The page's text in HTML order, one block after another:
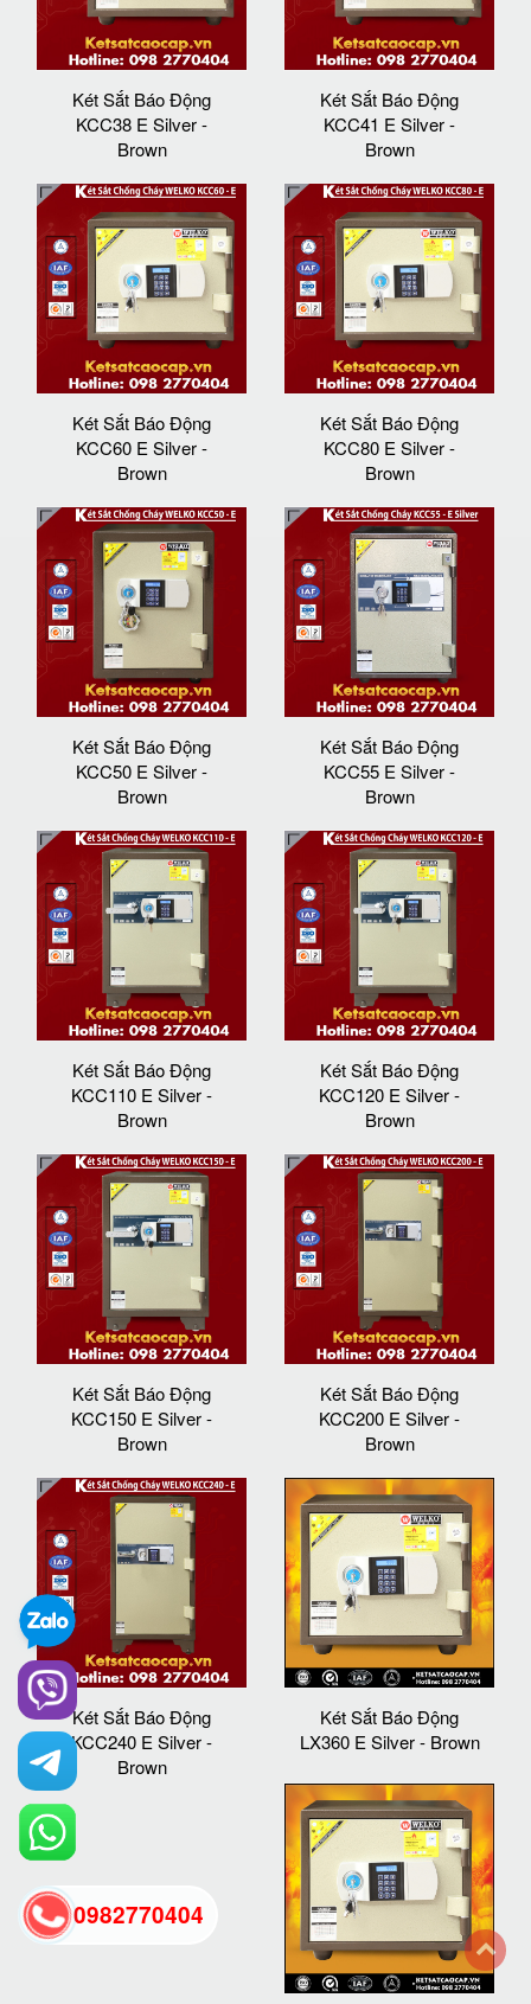
Két Sắt Báo Động
KCC38 E Silver -
Brown
Két Sắt Báo Động
KCC41 E Silver -
Brown
Két Sắt Báo Động
KCC60 E Silver -
Brown
Két Sắt Báo Động
KCC80 E Silver -
Brown
Két Sắt Báo Động
KCC50 E Silver -
Brown
Két Sắt Báo Động
KCC55 E Silver -
Brown
Két Sắt Báo Động
KCC110 E Silver -
Brown
Két Sắt Báo Động
KCC120 E Silver -
Brown
Két Sắt Báo Động
KCC150 E Silver -
Brown
Két Sắt Báo Động
KCC200 E Silver -
Brown
Két Sắt Báo Động
KCC240 E Silver -
Brown
Két Sắt Báo Động
LX360 E Silver - Brown
0982770404
back